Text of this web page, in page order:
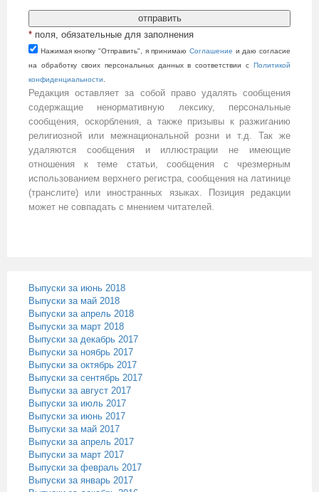
* поля, обязательные для заполнения
Нажимая кнопку "Отправить", я принимаю Cоглашение и даю согласие
на обработку своих персональных данных в соответствии с Политикой
конфиденциальности.
Редакция оставляет за собой право удалять сообщения
содержащие ненормативную лексику, персональные
сообщения, оскорбления, а также призывы к разжиганию
религиозной или межнациональной розни и т.д. Так же
удаляются сообщения и иллюстрации не имеющие
отношения к теме статьи, сообщения с чрезмерным
использованием верхнего регистра, сообщения на латинице
(транслите) или иностранных языках. Позиция редакции
может не совпадать с мнением читателей.
Выпуски за июнь 2018
Выпуски за май 2018
Выпуски за апрель 2018
Выпуски за март 2018
Выпуски за декабрь 2017
Выпуски за ноябрь 2017
Выпуски за октябрь 2017
Выпуски за сентябрь 2017
Выпуски за август 2017
Выпуски за июль 2017
Выпуски за июнь 2017
Выпуски за май 2017
Выпуски за апрель 2017
Выпуски за март 2017
Выпуски за февраль 2017
Выпуски за январь 2017